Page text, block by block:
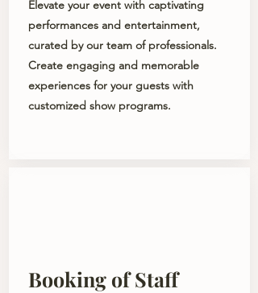
Elevate your event with captivating
performances and entertainment,
curated by our team of professionals.
Create engaging and memorable
experiences for your guests with
customized show programs.
Booking of Staff